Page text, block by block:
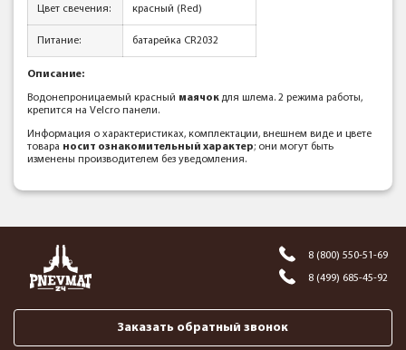
Цвет свечения: красный (Red)
Питание: батарейка CR2032
Описание:
Водонепроницаемый красный маячок для шлема. 2 режима работы,
крепится на Velcro панели.
Информация о характеристиках, комплектации, внешнем виде и цвете
товара носит ознакомительный характер; они могут быть
изменены производителем без уведомления.
8 (800) 550-51-69
8 (499) 685-45-92
Заказать обратный звонок